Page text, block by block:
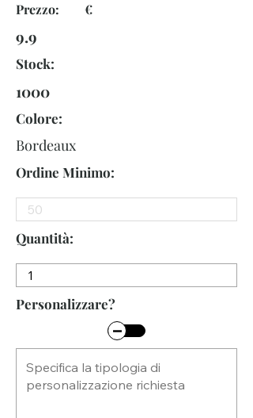
Prezzo: €
9.9
Stock:
1000
Colore:
Bordeaux
Ordine Minimo:
Quantità:
Personalizzare?